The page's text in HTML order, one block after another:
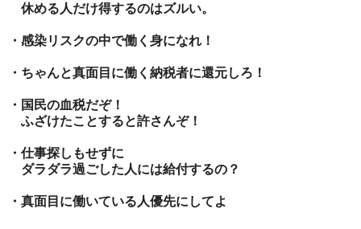
休める人だけ得するのはズルい。
・感染リスクの中で働く身になれ！
・ちゃんと真面目に働く納税者に還元しろ！
・国民の血税だぞ！
ふざけたことすると許さんぞ！
・仕事探しもせずに
ダラダラ過ごした人には給付するの？
・真面目に働いている人優先にしてよ